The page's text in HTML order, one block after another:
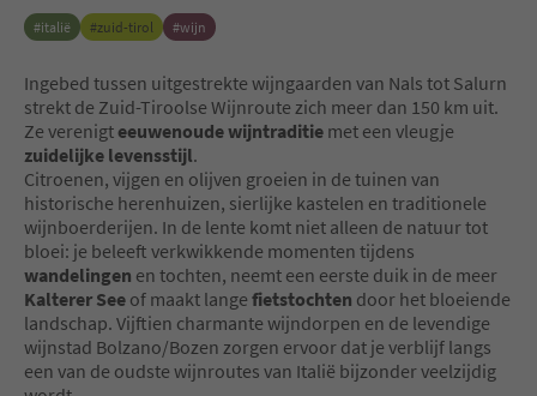
#italië #zuid-tirol #wijn
Ingebed tussen uitgestrekte wijngaarden van Nals tot Salurn
strekt de Zuid-Tiroolse Wijnroute zich meer dan 150 km uit.
Ze verenigteeuwenoude wijntraditie met een vleugje
zuidelijke levensstijl.
Citroenen, vijgen en olijven groeien in de tuinen van
historische herenhuizen, sierlijke kastelen en traditionele
wijnboerderijen. In de lente komt niet alleen de natuur tot
bloei: je beleeft verkwikkende momenten tijdens
wandelingen en tochten, neemt een eerste duik in de meer
Kalterer See of maakt lange fietstochten door het bloeiende
landschap. Vijftien charmante wijndorpen en de levendige
wijnstad Bolzano/Bozen zorgen ervoor dat je verblijf langs
een van de oudste wijnroutes van Italië bijzonder veelzijdig